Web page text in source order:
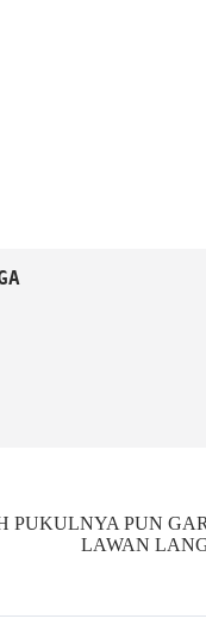
PUKULNYA PUN
LAWAN